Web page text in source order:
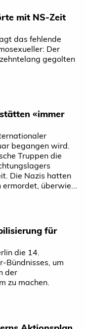
mit NS-Zeit
das fehlende
Der
gegolten
«immer
begangen wird.
Truppen die
Die Nazis hatten
ermordet, überwie...
für
die 14.
Bündnisses, um
der
zu machen.